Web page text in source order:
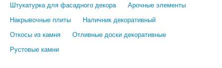
Штукатурка для фасадного декора
Арочные элементы
Накрывочные плиты
Наличник декоративный
Откосы из камня
Отливные доски декоративные
Рустовые камни